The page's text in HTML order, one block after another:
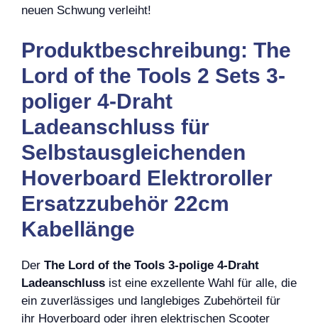
neuen Schwung verleiht!
Produktbeschreibung: The
Lord of the Tools 2 Sets 3-
poliger 4-Draht
Ladeanschluss für
Selbstausgleichenden
Hoverboard Elektroroller
Ersatzzubehör 22cm
Kabellänge
Der The Lord of the Tools 3-polige 4-Draht
Ladeanschluss ist eine exzellente Wahl für alle, die
ein zuverlässiges und langlebiges Zubehörteil für
ihr Hoverboard oder ihren elektrischen Scooter